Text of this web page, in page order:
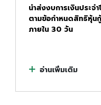
นำส่งงบการเงินประ
ตามข้อกำหนดสิทธิหุ้น
ภายใน 30 วัน
อ่านเพิ่มเติม